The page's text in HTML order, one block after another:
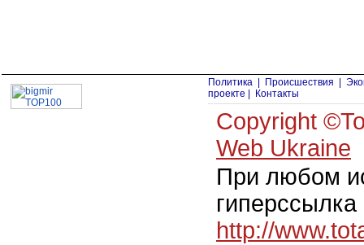
Политика Происшествия
проекте
Контакты
Copyright
Web Ukraine
При любом
http://